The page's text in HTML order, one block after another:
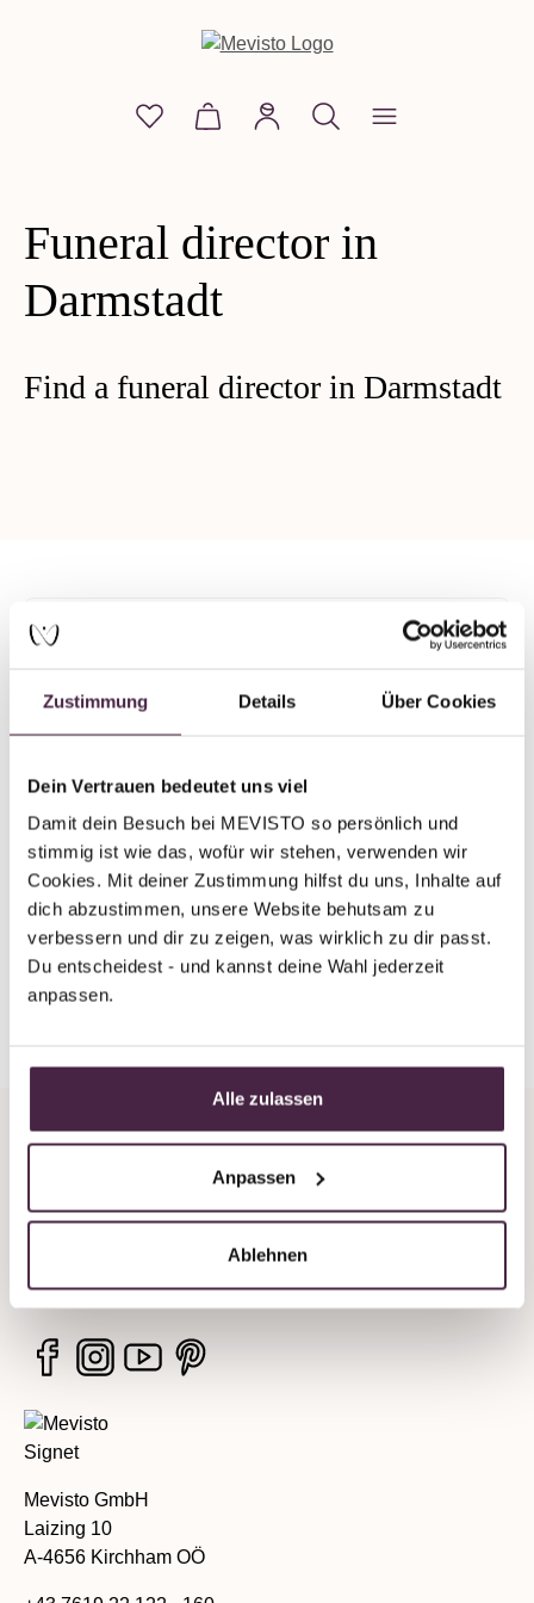
Zustimmung Details Über Cookies
Dein Vertrauen bedeutet uns viel
Damit dein Besuch bei MEVISTO so persönlich und
stimmig ist wie das, wofür wir stehen, verwenden wir
Cookies. Mit deiner Zustimmung hilfst du uns, Inhalte auf
dich abzustimmen, unsere Website behutsam zu
verbessern und dir zu zeigen, was wirklich zu dir passt.
Du entscheidest - und kannst deine Wahl jederzeit
anpassen.
Alle zulassen
Anpassen
Ablehnen
You have 0 wishlist items
Shopping cart contains 0 items.
Funeral director in
Darmstadt
Find a funeral director in Darmstadt
Pax Animalis Tierbestattung
64293 Darmstadt
Germany
Send mail
Legal information
Mevisto GmbH
Laizing 10
A-4656 Kirchham OÖ